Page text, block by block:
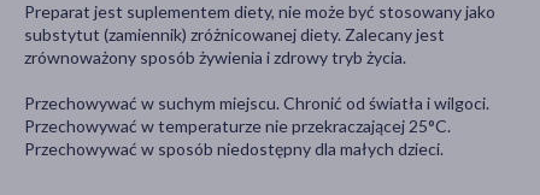
Preparat jest suplementem diety, nie może być stosowany jako
substytut (zamiennik) zróżnicowanej diety. Zalecany jest
zrównoważony sposób żywienia i zdrowy tryb życia.
Przechowywać w suchym miejscu. Chronić od światła i wilgoci.
Przechowywać w temperaturze nie przekraczającej 25°C.
Przechowywać w sposób niedostępny dla małych dzieci.